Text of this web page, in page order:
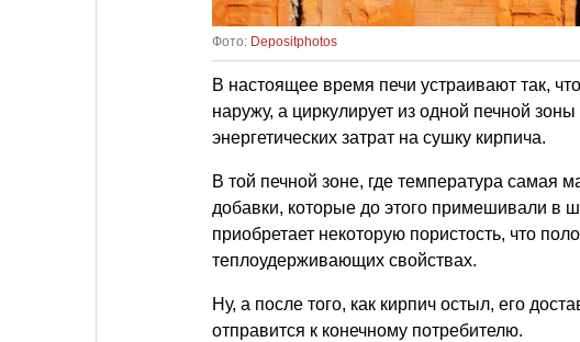
Фото: Depositphotos
В настоящее время печи устраивают так,
наружу, а циркулирует из одной печной
энергетических затрат на сушку кирпича.
В той печной зоне, где температура самая
добавки, которые до этого примешивали в
приобретает некоторую пористость, что
теплоудерживающих свойствах.
Ну, а после того, как кирпич остыл, его
отправится к конечному потребителю.